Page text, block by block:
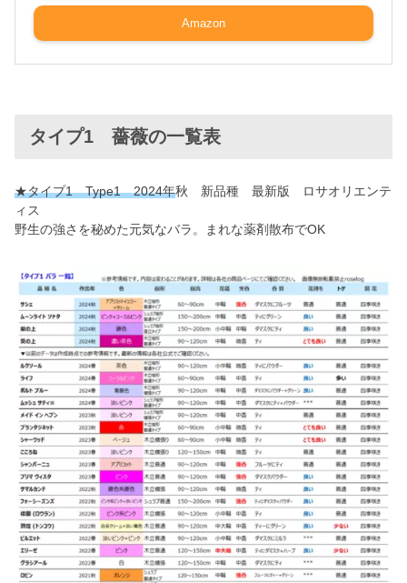
Amazon
タイプ1 薔薇の一覧表
★タイプ1 Type1 2024年秋 新品種 最新版 ロサオリエンテ
ィス
野生の強さを秘めた元気なバラ。まれな薬剤散布でOK